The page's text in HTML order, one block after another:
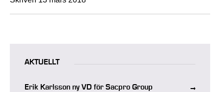
AKTUELLT
Erik Karlsson ny VD för Sacpro Group